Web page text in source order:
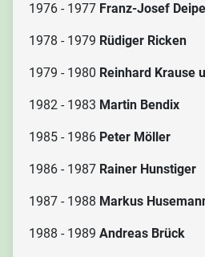
1976 - 1977 Franz-Josef
1978 - 1979 Rüdiger Ricken
1979 - 1980 Reinhard Krause
1982 - 1983 Martin Bendix
1985 - 1986 Peter Möller
1986 - 1987 Rainer Hunstiger
1987 - 1988 Markus
1988 - 1989 Andreas Brück